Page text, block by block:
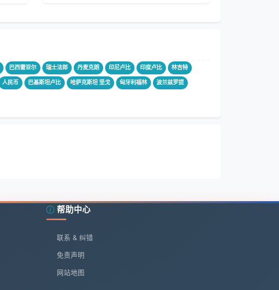
巴西雷亚尔 瑞士法郎 丹麦克朗 印尼卢比 印度卢比 林吉特
人民币 巴基斯坦卢比 哈萨克斯坦 坚戈 匈牙利福林 波兰兹罗提
帮助中心
联系 & 纠错
免责声明
网站地图